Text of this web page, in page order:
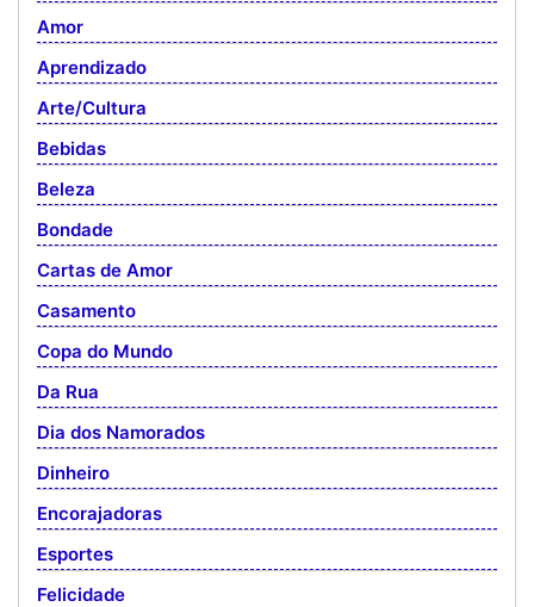
Amor
Aprendizado
Arte/Cultura
Bebidas
Beleza
Bondade
Cartas de Amor
Casamento
Copa do Mundo
Da Rua
Dia dos Namorados
Dinheiro
Encorajadoras
Esportes
Felicidade